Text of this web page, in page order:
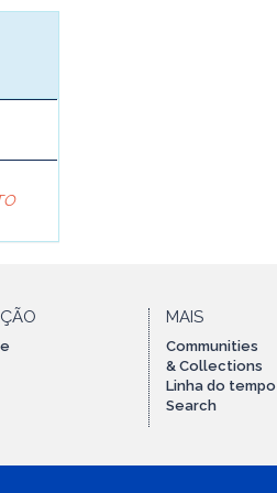
MAIS
Communities
& Collections
Linha do tempo
Search